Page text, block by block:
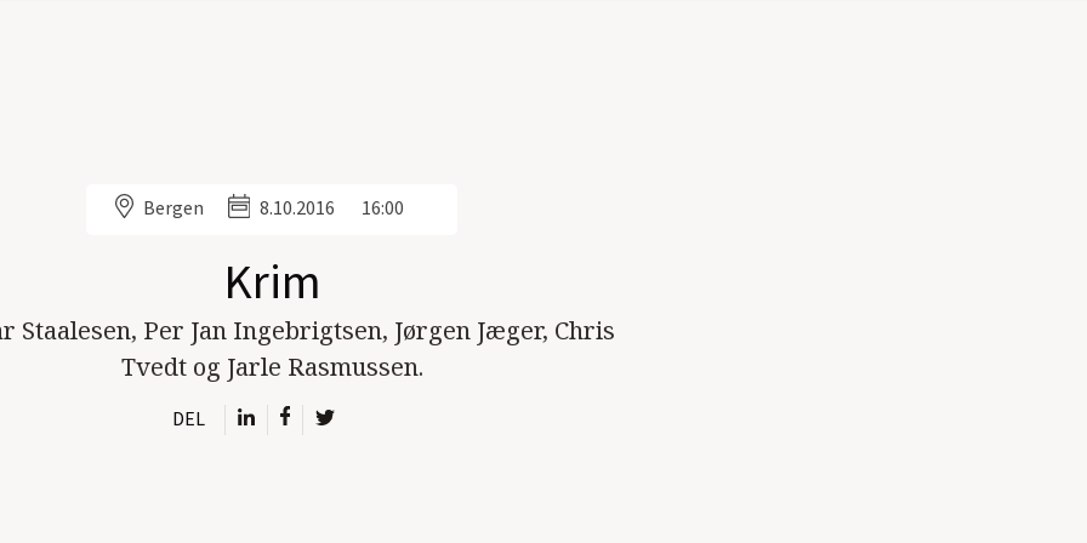
Bergen 8.10.2016 16:00
Krim
Staalesen, Per Jan Ingebrigtsen, Jørgen Jæger, Chris
Tvedt og Jarle Rasmussen.
DEL